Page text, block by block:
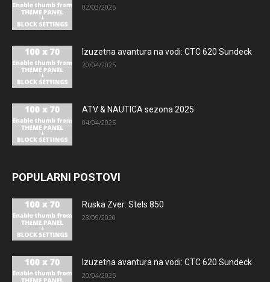
02/03/2026
Izuzetna avantura na vodi: CTC 620 Sundeck
20/04/2025
ATV & NAUTICA sezona 2025
04/04/2025
POPULARNI POSTOVI
Ruska Zver: Stels 850
23/09/2020
Izuzetna avantura na vodi: CTC 620 Sundeck
20/04/2025